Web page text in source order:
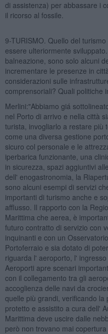
di assistenza) per abbassare i
il ricorso al fossile.
9-TURISMO. Quello del
essere ulteriormente
balneazione, sono solo alcuni
incrementare le presenze in
considerazioni sulle
comprensoriali? Quali politiche
Merlini:"Abbiamo giá
nel Porto di arrivo e nella città
turista, invogliarlo a restare più
come una diversa gestione
sicuro col personale e le
iperbarica funzionante, una
in sicurezza, spazi aggiuntivi
dell' enogastronomia, la
sono alcuni esempi di servizi
importanti di turismo anche e
afflusso. Il rapporto con la
Marittima che aerea, è
futuro contratto di servizio con
inquinanti e con un
Portoferraio e sia dotato di
riguarda l' aeroporto, l'
Aeroporti apre scenari
con il collegamento tra gli
accoglienza delle navi da
quelle più grandi, verificando
protetto e assistito a cura dell'
Marittima deve uscire dalle
però non trovano mai copertura